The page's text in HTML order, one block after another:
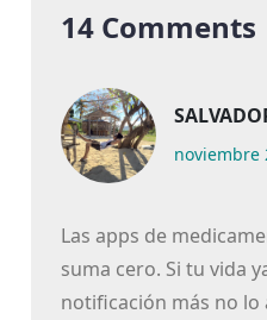
14 Comments
noviembre
Las apps de
suma cero. Si tu vida
notificación más no lo